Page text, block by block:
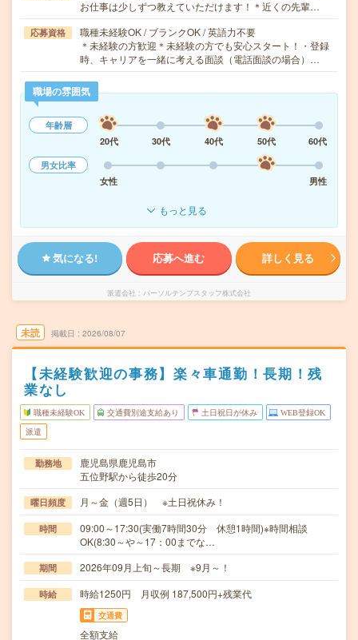
お仕事は少しずつ教えていただけます！＊近くの先輩…
応募資格
職種未経験OK / ブランクOK / 英語力不要
＊未経験の方歓迎＊未経験の方でも安心スタート！・登録
時、キャリアを一緒に考える面談（電話面談の場合）…
職場の雰囲気
年齢層
20代
30代 40代 50代
60代
男女比率
女性
男性
もっと見る
気になる! 応募へ進む 詳しく見る
派遣会社 パーソルテンプスタッフ株式会社
未読 掲載日 2026/08/07
【未経験歓迎の事務】楽々車通勤！長期！残
業なし
職種未経験OK 交通費別途支給あり 土日祝日が休み WEB登録OK
派遣
勤務地
鹿児島県鹿児島市
五位野駅から徒歩20分
曜日頻度 月～金（週5日） ※土日祝休み！
時間
09:00～17:30(実働7時間30分 休憩1時間)※時間相談
OK(8:30～や～17：00までな…
期間 2026年09月上旬～長期 ※9月～！
時給 時給1250円 月収例 187,500円+残業代
交通費
全額支給